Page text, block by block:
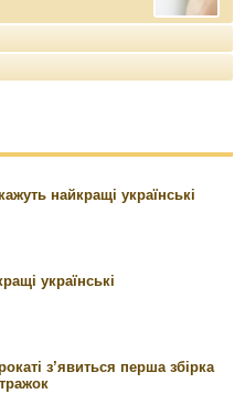
найкращі українські
українські
з’явиться перша збірка